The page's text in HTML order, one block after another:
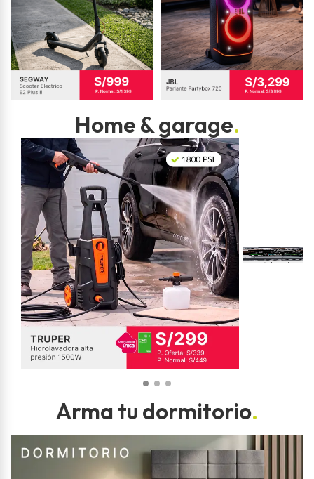
Home & garage.
Arma tu dormitorio.